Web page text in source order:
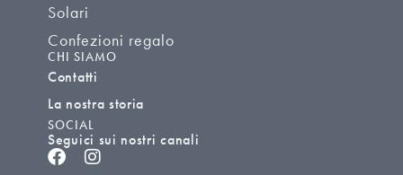
Solari
Confezioni regalo
CHI SIAMO
Contatti
La nostra storia
SOCIAL
Seguici sui nostri canali